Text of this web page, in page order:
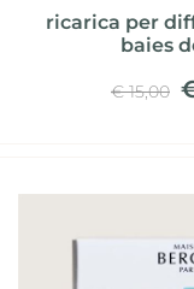
ricarica per
baies
€ 15,00